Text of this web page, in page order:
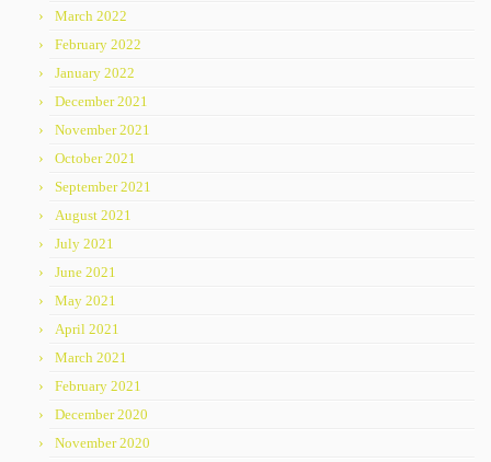
March 2022
February 2022
January 2022
December 2021
November 2021
October 2021
September 2021
August 2021
July 2021
June 2021
May 2021
April 2021
March 2021
February 2021
December 2020
November 2020